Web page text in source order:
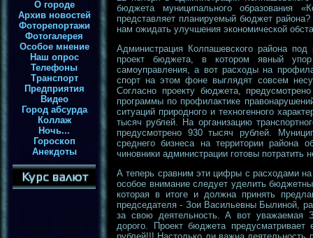
О городе
Архив новостей
Фоторепортажи
Фотогалерея
Особое мнение
Наш опрос
Телефоны
Транспорт
Предприятия
Видео
Город абсурда
Коллаж
Ночь...
Гороскоп
Анекдоты
бюджета муниципального
представляет планируемый бюджет
нам ожидать улучшения экономической
Администрация Колпашевского района
проект бюджета, в котором явный
самоуправления, а вот расходы на
спорт на этом фоне выглядят совсем
Согласно проекту бюджета,
программы по профилактике
ситуаций природного и техногенного
тысяч рублей. На организацию
предусмотрено 930 тысяч рублей.
среднего бизнеса на территории
чиновники администрации готовы
А теперь сравним эти цифры с расходами
особое внимание следует уделить
которая в итоге и должна принять
председателя - Зои Васильевны Былиной,
за свою деятельность. А вот уважаемая
дорого. Проект бюджета